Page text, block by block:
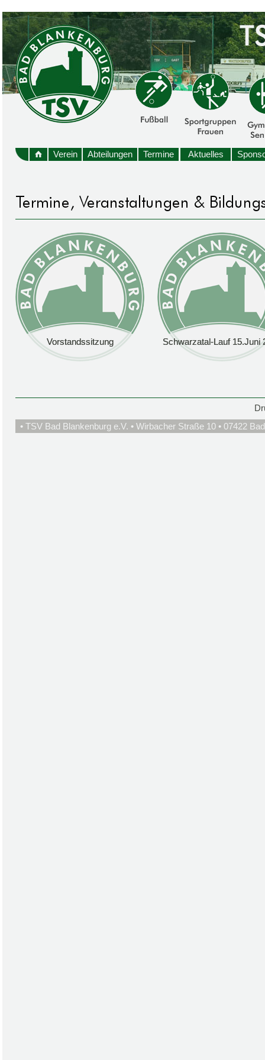
Verein Abteilungen Termine Aktuelles
Vorstandssitzung
Vorstandssitzung Schwarzatal-Lauf 15.Juni
Schwarzatal-Lauf 15.Juni
• TSV Bad Blankenburg e.V. • Wirbacher Straße 10 • 07422